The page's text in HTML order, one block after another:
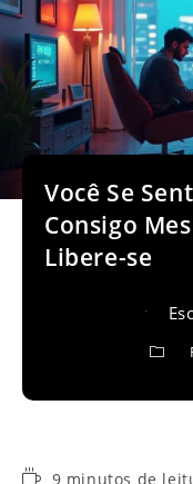
Você Se
Consigo
Libere-se
Tempo9 minutos de